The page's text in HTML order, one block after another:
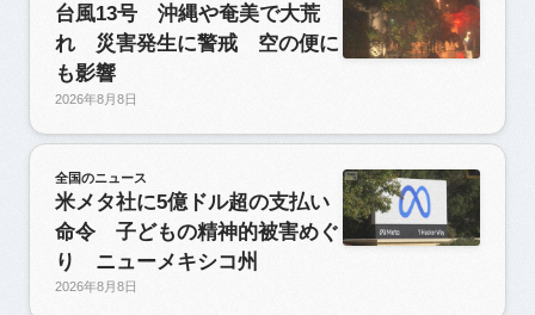
台風13号 沖縄や奄美で大荒
れ 災害発生に警戒 空の便に
も影響
2026年8月8日
全国のニュース
米メタ社に5億ドル超の支払い
命令 子どもの精神的被害めぐ
り ニューメキシコ州
2026年8月8日